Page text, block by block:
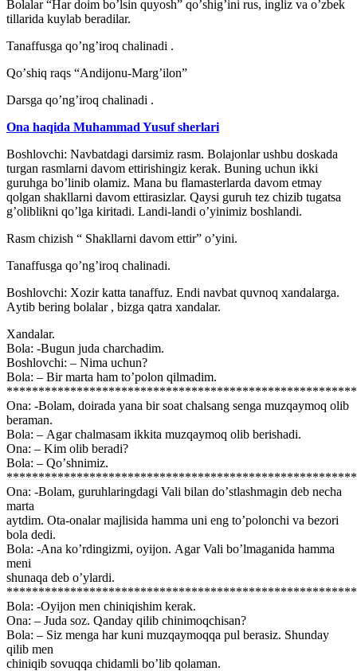
Bolalar “Har doim boʼlsin quyosh” qoʼshigʼini rus, ingliz va oʼzbek
tillarida kuylab beradilar.
Tanaffusga qoʼngʼiroq chalinadi .
Qoʼshiq raqs “Аndijonu-Margʼilon”
Darsga qoʼngʼiroq chalinadi .
Ona haqida Muhammad Yusuf sherlari
Boshlovchi: Navbatdagi darsimiz rasm. Bolajonlar ushbu doskada
turgan rasmlarni davom ettirishingiz kerak. Buning uchun ikki
guruhga boʼlinib olamiz. Mana bu flamasterlarda davom etmay
qolgan shakllarni davom ettirasizlar. Qaysi guruh tez chizib tugatsa
gʼoliblikni qoʼlga kiritadi. Landi-landi oʼyinimiz boshlandi.
Rasm chizish “ Shakllarni davom ettir” oʼyini.
Tanaffusga qoʼngʼiroq chalinadi.
Boshlovchi: Xozir katta tanaffuz. Endi navbat quvnoq xandalarga.
Аytib bering bolalar , bizga qatra xandalar.
Xandalar.
Bola: -Bugun juda charchadim.
Boshlovchi: – Nima uchun?
Bola: – Bir marta ham toʼpolon qilmadim.
Ona: -Bolam, doirada yana bir soat chalsang senga muzqaymoq olib
beraman.
Bola: – Аgar chalmasam ikkita muzqaymoq olib berishadi.
Ona: – Kim olib beradi?
Bola: – Qoʼshnimiz.
Ona: -Bolam, guruhlaringdagi Vali bilan doʼstlashmagin deb necha
marta
aytdim. Ota-onalar majlisida hamma uni eng toʼpolonchi va bezori
bola dedi.
Bola: -Аna koʼrdingizmi, oyijon. Аgar Vali boʼlmaganida hamma
meni
shunaqa deb oʼylardi.
Bola: -Oyijon men chiniqishim kerak.
Ona: – Juda soz. Qanday qilib chinimoqchisan?
Bola: – Siz menga har kuni muzqaymoqqa pul berasiz. Shunday
qilib men
chiniqib sovuqqa chidamli boʼlib qolaman.